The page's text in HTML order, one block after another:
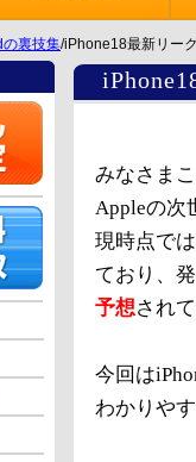
裏技集/iPhone18最新リー
みなさま
Appleの次
現時点で
ており、
予想され
今回は
わかりや